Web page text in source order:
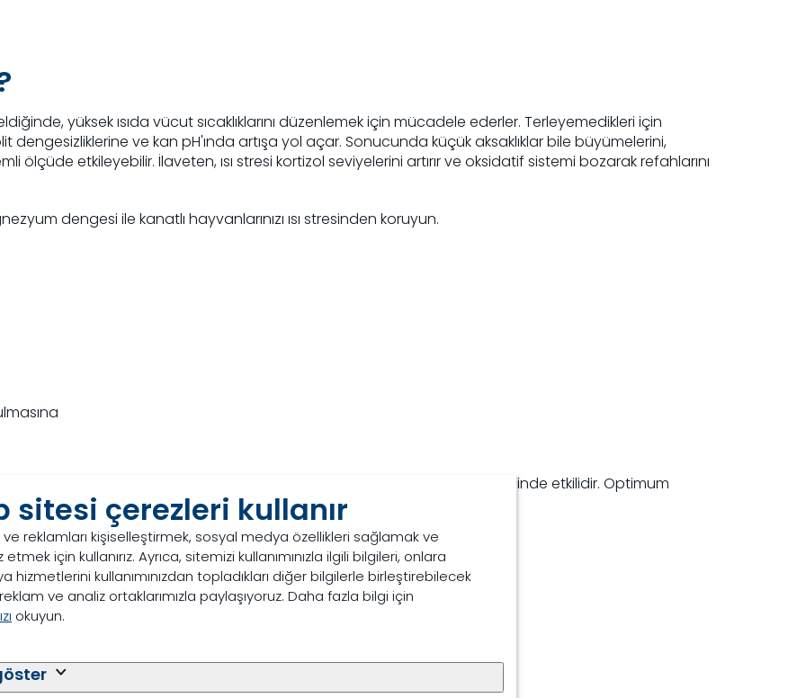
sitesi çerezleri kullanır
reklamları kişiselleştirmek, sosyal medya özellikleri sağlamak ve
için kullanırız. Ayrıca, sitemizi kullanımınızla ilgili bilgileri, onlara
hizmetlerini kullanımınızdan topladıkları diğer bilgilerle birleştirebilecek
ve analiz ortaklarımızla paylaşıyoruz. Daha fazla bilgi için
okuyun.
yüksek ısıda vücut sıcaklıklarını düzenlemek için mücadele ederler. Terleyemedikleri için
dengesizliklerine ve kan pH'ında artışa yol açar. Sonucunda küçük aksaklıklar bile büyümelerini,
ölçüde etkileyebilir. İlaveten, ısı stresi kortizol seviyelerini artırır ve oksidatif sistemi bozarak refahlarını
dengesi ile kanatlı hayvanlarınızı ısı stresinden koruyun.
sıcaklıklara maruz kalmayı kontrol etmek için alınan önlemlerle birleştirildiğinde etkilidir. Optimum
azaltmak için proaktif adımlar atmak çok önemlidir:
hayvanlara daha fazla alan verin
değişimini arttırın
yardımcı olun
zamanlarında yemleme yapın